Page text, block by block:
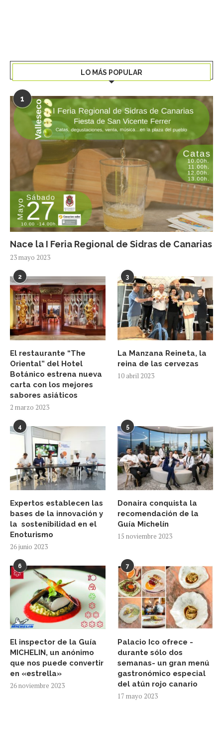
LO MÁS POPULAR
1
Nace la I Feria Regional de Sidras de Canarias
23 mayo 2023
2
El restaurante “The
Oriental” del Hotel
Botánico estrena nueva
carta con los mejores
sabores asiáticos
2 marzo 2023
3
La Manzana Reineta, la
reina de las cervezas
10 abril 2023
4
Expertos establecen las
bases de la innovación y
la sostenibilidad en el
Enoturismo
26 junio 2023
5
Donaira conquista la
recomendación de la
Guía Michelín
15 noviembre 2023
6
El inspector de la Guía
MICHELIN, un anónimo
que nos puede convertir
en «estrella»
26 noviembre 2023
7
Palacio Ico ofrece -
durante sólo dos
semanas- un gran menú
gastronómico especial
del atún rojo canario
17 mayo 2023